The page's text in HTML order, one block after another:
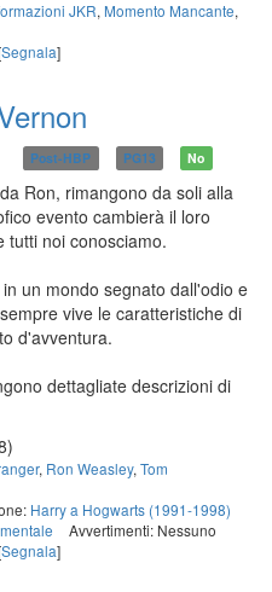
JKR, Momento Mancante,
Segnala]
Post-HBP PG13 No
Ron, rimangono da soli alla
evento cambierà il loro
tutti noi conosciamo.
un mondo segnato dall'odio e
vive le caratteristiche di
d'avventura.
dettagliate descrizioni di
, Ron Weasley, Tom
Harry a Hogwarts (1991-1998)
Avvertimenti: Nessuno
Segnala]